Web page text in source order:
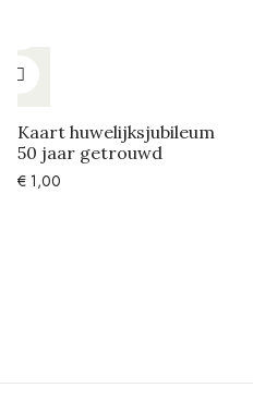
Kaart huwelijksjubileum
50 jaar getrouwd
€1,00